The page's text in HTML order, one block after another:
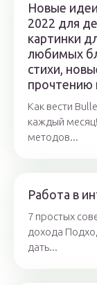
Новые
2022 для
картинки
любимых
стихи,
прочтению
Как вести
каждый
методов...
Работа в
7 простых
дохода
дать...